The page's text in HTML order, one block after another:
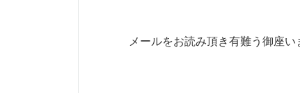
メールをお読み頂き有難う御座い